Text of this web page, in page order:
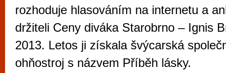
rozhoduje hlasováním na internetu a
držiteli Ceny diváka Starobrno – Ignis
2013. Letos ji získala švýcarská
ohňostroj s názvem Příběh lásky.
Mimo jiné je ale také místem, kde si
vyzkoušet různé kasinové hry. V
metropoli naleznete širokou nabídku her
po moderní automaty jak pro pravidelné
příležitostné hráče. V...